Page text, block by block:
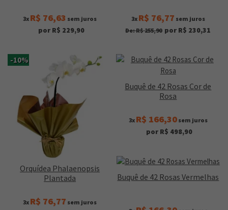
3x R$ 76,63 sem juros
por R$ 229,90
3x R$ 76,77 sem juros
De: R$ 255,90 por R$ 230,31
-10%
Orquídea Phalaenopsis
Plantada
3x R$ 76,77 sem juros
Buquê de 42 Rosas Cor de
Rosa
3x R$ 166,30sem juros
por R$ 498,90
Buquê de 42 Rosas Vermelhas